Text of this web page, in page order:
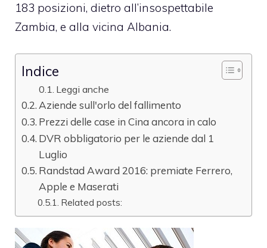
183 posizioni, dietro all’insospettabile
Zambia, e alla vicina Albania.
Indice
Leggi anche
Aziende sull'orlo del fallimento
Prezzi delle case in Cina ancora in calo
DVR obbligatorio per le aziende dal 1
Luglio
Randstad Award 2016: premiate Ferrero,
Apple e Maserati
Related posts: